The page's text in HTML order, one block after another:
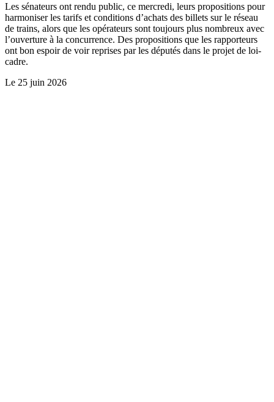
Les sénateurs ont rendu public, ce mercredi, leurs propositions pour
harmoniser les tarifs et conditions d’achats des billets sur le réseau
de trains, alors que les opérateurs sont toujours plus nombreux avec
l’ouverture à la concurrence. Des propositions que les rapporteurs
ont bon espoir de voir reprises par les députés dans le projet de loi-
cadre.
Le 25 juin 2026